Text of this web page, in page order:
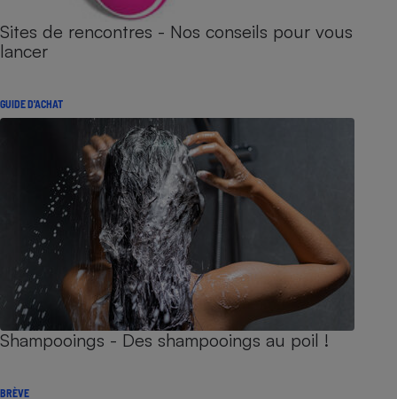
Sites de rencontres - Nos conseils pour vous
lancer
GUIDE D'ACHAT
Shampooings - Des shampooings au poil !
BRÈVE